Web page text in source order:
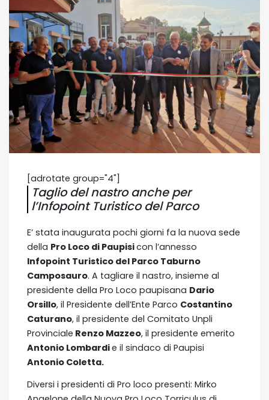
[adrotate group="4"]
Taglio del nastro anche per
l’Infopoint Turistico del Parco
E’ stata inaugurata pochi giorni fa la nuova sede
della Pro Loco di Paupisicon l’annesso
Infopoint Turistico del Parco Taburno
Camposauro. A tagliare il nastro, insieme al
presidente della Pro Loco paupisana Dario
Orsillo, il Presidente dell’Ente Parco Costantino
Caturano, il presidente del Comitato Unpli
Provinciale Renzo Mazzeo, il presidente emerito
Antonio Lombardie il sindaco di Paupisi
Antonio Coletta.
Diversi i presidenti di Pro loco presenti: Mirko